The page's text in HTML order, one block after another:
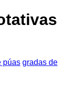
púas gradas de